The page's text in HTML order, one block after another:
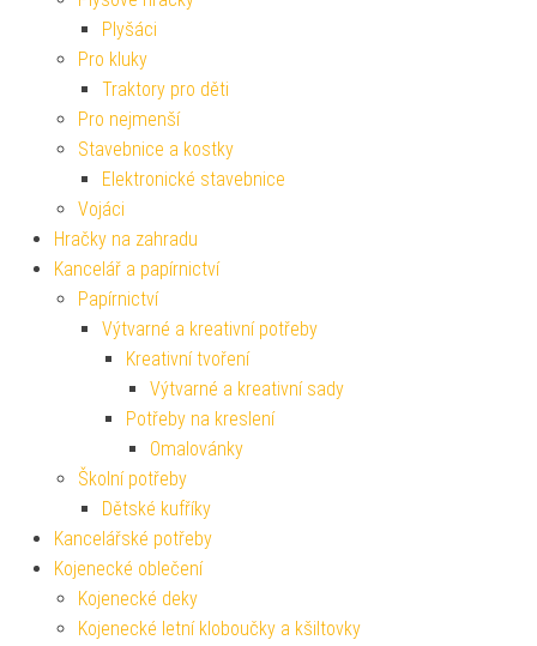
Plyšáci
Pro kluky
Traktory pro děti
Pro nejmenší
Stavebnice a kostky
Elektronické stavebnice
Vojáci
Hračky na zahradu
Kancelář a papírnictví
Papírnictví
Výtvarné a kreativní potřeby
Kreativní tvoření
Výtvarné a kreativní sady
Potřeby na kreslení
Omalovánky
Školní potřeby
Dětské kufříky
Kancelářské potřeby
Kojenecké oblečení
Kojenecké deky
Kojenecké letní kloboučky a kšiltovky